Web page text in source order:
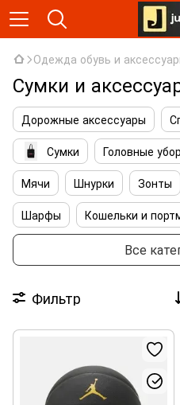
Одежда обувь и
Сумки и
Дорожные аксессуары
Сумки
Головные
Мячи
Шнурки Зонты
Шарфы
Кошельки и
Аксессуары для ухода
Косметички и несессеры
Все
Фильтр